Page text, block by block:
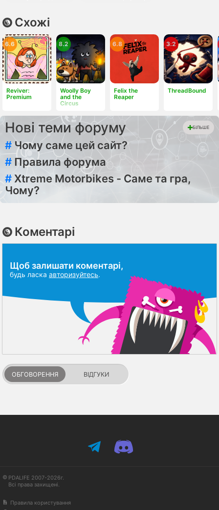
Схожі
Reviver:
Premium
6.6
Woolly Boy
and the
Circus
8.2
Felix the
Reaper
6.8
ThreadBound
3.2
Нові теми форуму БІЛЬШЕ
# Чому саме цей сайт?
# Правила форума
# Xtreme Motorbikes - Саме та гра,
Чому?
Коментарі
Щоб залишати коментарі,
будь ласка авторизуйтесь.
ОБГОВОРЕННЯ ВІДГУКИ
PDALIFE 2007-2026г.
Всі права захищені.
Правила користування